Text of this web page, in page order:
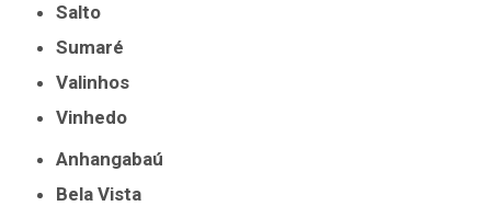
Salto
Sumaré
Valinhos
Vinhedo
Anhangabaú
Bela Vista